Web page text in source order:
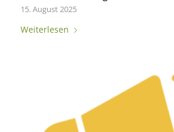
15. August 2025
Weiterlesen